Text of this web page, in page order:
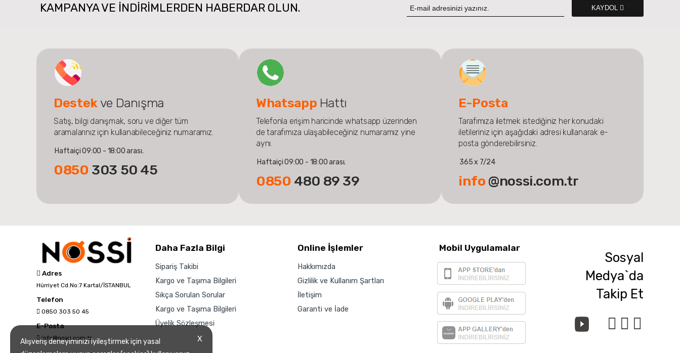
KAMPANYA VE INDIRIMLERDEN HABERDAR OLUN. KAYDOL
Destek ve Danışma
Satış, bilgi danışmak, soru ve diğer tüm
aramalarınız için kullanabileceğiniz numaramız.
Haftaiçi 09:00 - 18:00 arası.
0850 303 50 45
Whatsapp Hattı
Telefonla erişim haricinde whatsapp üzerinden
de tarafımıza ulaşabileceğiniz numaramız yine
aynı.
Haftaiçi 09:00 - 18:00 arası.
0850 480 89 39
E-Posta
Tarafımıza iletmek istediğiniz her konudaki
iletileriniz için aşağıdaki adresi kullanarak e-
posta gönderebilirsiniz.
365 x 7/24
info @nossi.com.tr
Adres
Hürriyet Cd.No:7 Kartal/İSTANBUL
Telefon
0850 303 50 45
E-Posta
info@nossi.com.tr
Daha Fazla Bilgi
Sipariş Takibi
Kargo ve Taşıma Bilgileri
Sıkça Sorulan Sorular
Kargo ve Taşıma Bilgileri
Üyelik Sözleşmesi
Online İşlemler
Hakkımızda
Gizlilik ve Kullanım Şartları
İletişim
Garanti ve İade
Mobil Uygulamalar
Sosyal
Medya`da
Takip Et
X
Alışveriş deneyiminizi iyileştirmek için yasal